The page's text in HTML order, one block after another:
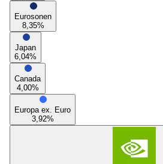
Eurosonen
8,35%
Japan
6,04%
Canada
4,00%
Europa ex. Euro
3,92%